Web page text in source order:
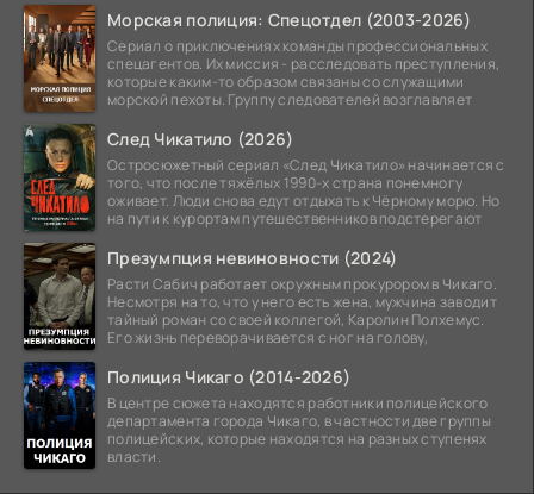
Морская полиция: Спецотдел (2003-2026)
Сериал о приключениях команды профессиональных
спецагентов. Их миссия - расследовать преступления,
которые каким-то образом связаны со служащими
морской пехоты. Группу следователей возглавляет
След Чикатило (2026)
Остросюжетный сериал «След Чикатило» начинается с
того, что после тяжёлых 1990-х страна понемногу
оживает. Люди снова едут отдыхать к Чёрному морю. Но
на пути к курортам путешественников подстерегают
Презумпция невиновности (2024)
Расти Сабич работает окружным прокурором в Чикаго.
Несмотря на то, что у него есть жена, мужчина заводит
тайный роман со своей коллегой, Каролин Полхемус.
Его жизнь переворачивается с ног на голову,
Полиция Чикаго (2014-2026)
В центре сюжета находятся работники полицейского
департамента города Чикаго, в частности две группы
полицейских, которые находятся на разных ступенях
власти.